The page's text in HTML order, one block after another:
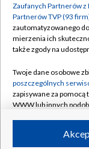
©2026
Zaufanych Partnerów z
Partnerów TVP (93
zautomatyzowanego
mierzenia ich
także zgody na
Twoje dane osobowe
poszczególnych
zapisywane za
WWW lub innych
ruchu w Internecie.